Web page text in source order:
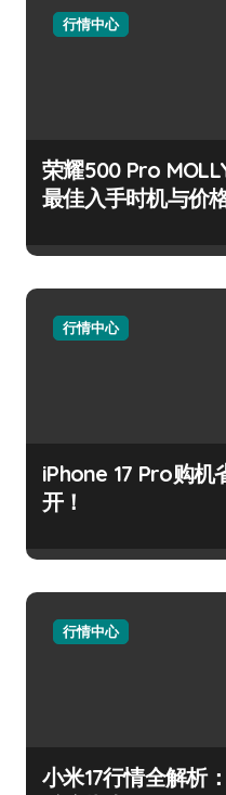
行情中心
荣耀500 Pro
最佳入手时机与价
行情中心
iPhone 17 Pro购机
开！
行情中心
小米17行情全解析